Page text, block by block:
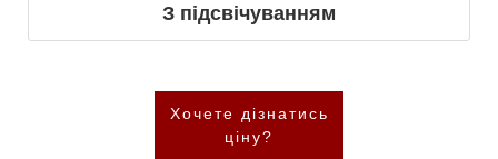
З підсвічуванням
Хочете дізнатись
ціну?